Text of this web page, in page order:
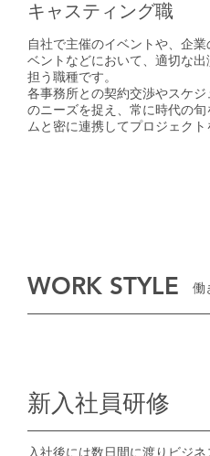
キャスティング職
自社で主催のイベントや、企
ベントなどにおいて、適切な
担う職種です。
各事務所との契約交渉やスケ
のニーズを捉え、常に時代の
ムと密に連携してプロジェクト
WORK STYLE 働
新入社員研修
入社後には数日間に渡りビジ